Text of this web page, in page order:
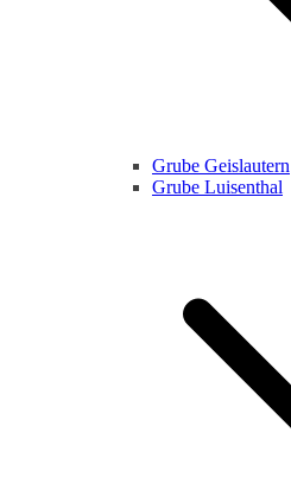
Grube Geislautern
Grube Luisenthal